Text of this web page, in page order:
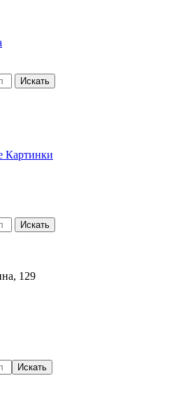
Искать
Искать
129
Искать